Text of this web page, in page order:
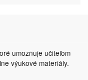
umožňuje učiteľom
výukové materiály.